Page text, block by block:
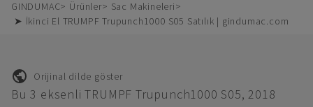
GINDUMAC Ürünler
Sac Makineleri
➤ İkinci El TRUMPF Trupunch1000 S05 Satılık | gindumac.com
Orijinal dilde göster
Bu 3 eksenli TRUMPF Trupunch1000 S05, 2018